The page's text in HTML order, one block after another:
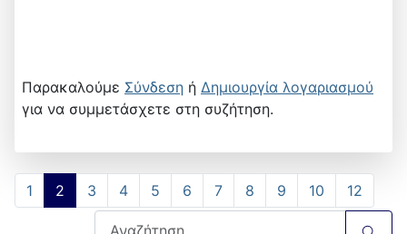
Παρακαλούμε Σύνδεση ή Δημιουργία λογαριασμού
για να συμμετάσχετε στη συζήτηση.
1 2 3 4 5 6 7 8 9 10 12